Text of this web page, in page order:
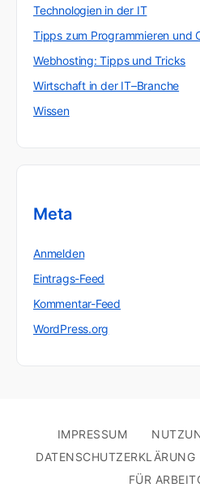
Technologien in der IT
Tipps zum Programmieren und
Webhosting: Tipps und Tricks
Wirtschaft in der IT–Branche
Wissen
Meta
Anmelden
Eintrags-Feed
Kommentar-Feed
WordPress.org
IMPRESSUM
DATENSCHUTZERKLÄRUNG
FÜR